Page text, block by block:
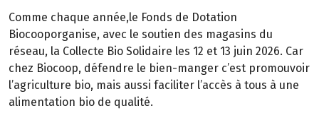
Comme chaque année,le Fonds de Dotation
Biocooporganise, avec le soutien des magasins du
réseau, la Collecte Bio Solidaire les 12 et 13 juin 2026. Car
chez Biocoop, défendre le bien-manger c’est promouvoir
l’agriculture bio, mais aussi faciliter l’accès à tous à une
alimentation bio de qualité.